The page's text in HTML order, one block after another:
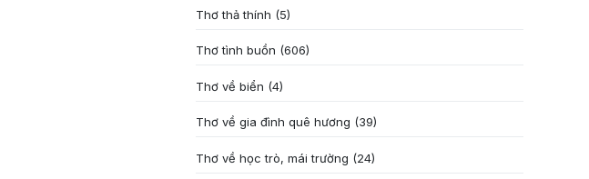
Thơ thả thính (5)
Thơ tình buồn (606)
Thơ về biển (4)
Thơ về gia đình quê hương (39)
Thơ về học trò, mái trường (24)